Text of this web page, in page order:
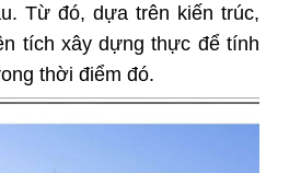
Từ đó, dựa trên kiến trúc,
tích xây dựng thực để tính
thời điểm đó.